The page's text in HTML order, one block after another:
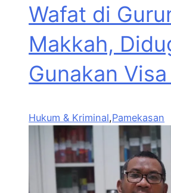
Wafat di
Makkah,
Gunakan
Hukum & Kriminal,Pamekasan